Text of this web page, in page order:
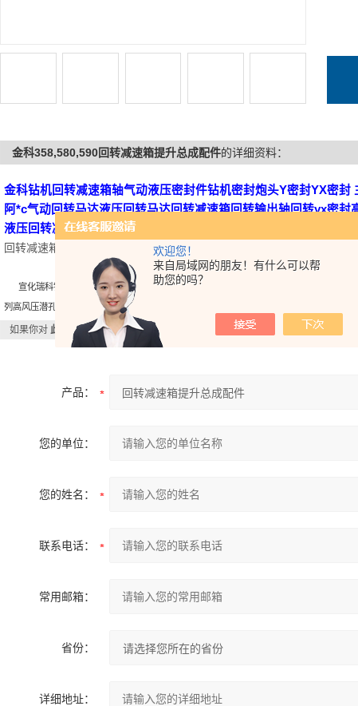
欢迎您！
来自局域网的朋友！有什么可以帮
助您的吗？
金科358,580,590回转减速箱提升总成配件的详细资料：
金科钻机回转减速箱轴气动液压密封件钻机密封炮头Y密封YX密
阿*c气动回转马达液压回转马达回转减速箱回转输出轴回转yx密封
液压回转减速箱总成。经营有原厂减速箱所有配件及总成。回转减
回转减速箱输出轴，密封，炮头。
宣化瑞科钻孔机械厂是专业研发高效能潜孔钻具的专业生产厂家。其主要产品是：（钻
列高风压潜孔冲击器，钎头， 及冲击器全部零配件。
如果你对 此产品 感兴趣，想了解更详细的产品信息，填写下表直接与厂家联系：
产品：
您的单位：
您的姓名：
联系电话：
常用邮箱：
省份：
详细地址：